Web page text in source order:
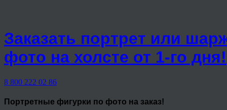
Заказать портрет или
фото на холсте от 1-го дня!
8 800 222 02 86
Портретные фигурки по фото на заказ!